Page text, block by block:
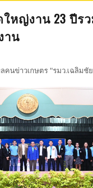
หญ่งาน 23 ปีร
าน
นข่าวเกษตร "รมว.เฉลิมชัย